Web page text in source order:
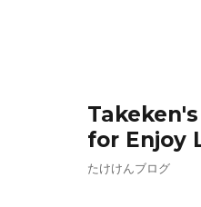
for Enjoy
たけけんブログ